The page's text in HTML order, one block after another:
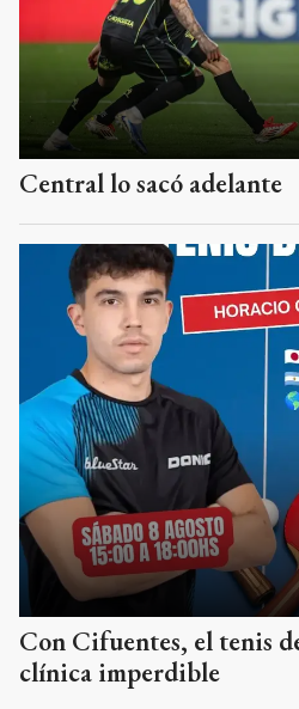
Central lo sacó adelante
Con Cifuentes, el tenis
clínica imperdible